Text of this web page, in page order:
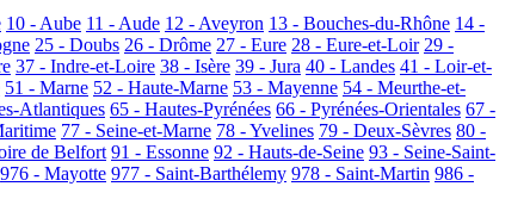
10 - Aube 11 - Aude 12 - Aveyron 13 - Bouches-du-Rhône 14 -
25 - Doubs 26 - Drôme 27 - Eure 28 - Eure-et-Loir 29 -
37 - Indre-et-Loire 38 - Isère 39 - Jura 40 - Landes 41 - Loir-et-
51 - Marne 52 - Haute-Marne 53 - Mayenne 54 - Meurthe-et-
Atlantiques 65 - Hautes-Pyrénées 66 - Pyrénées-Orientales 67 -
77 - Seine-et-Marne 78 - Yvelines 79 - Deux-Sèvres 80 -
de Belfort 91 - Essonne 92 - Hauts-de-Seine 93 - Seine-Saint-
976 - Mayotte 977 - Saint-Barthélemy 978 - Saint-Martin 986 -